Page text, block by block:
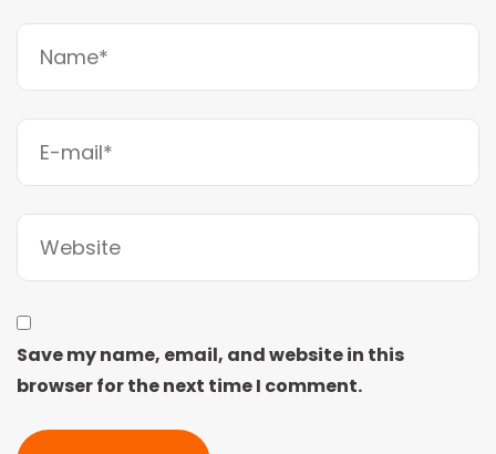
Save my name, email, and website in this
browser for the next time I comment.